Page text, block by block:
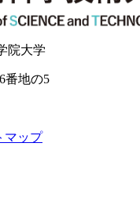
院大学
番地の5
マップ